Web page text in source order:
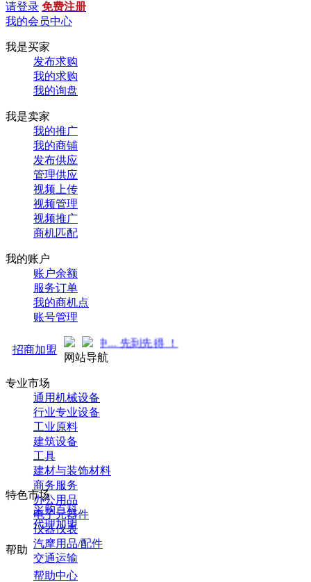
请登录 免费注册
我的会员中心
我是买家
发布求购
我的求购
我的询盘
我是卖家
我的推广
我的商铺
发布供应
管理供应
视频上传
视频管理
视频推广
商机匹配
我的账户
账户余额
服务订单
我的商机点
账号管理
招商加盟
火热招商中... 先到先得 ！
网站导航
专业市场
通用机械设备
行业专业设备
工业原料
建筑设备
工具
建材与装饰材料
商务服务
办公用品
电子元器件
仪器仪表
汽摩用品/配件
交通运输
特色市场
采购百科
代理加盟
帮助
帮助中心